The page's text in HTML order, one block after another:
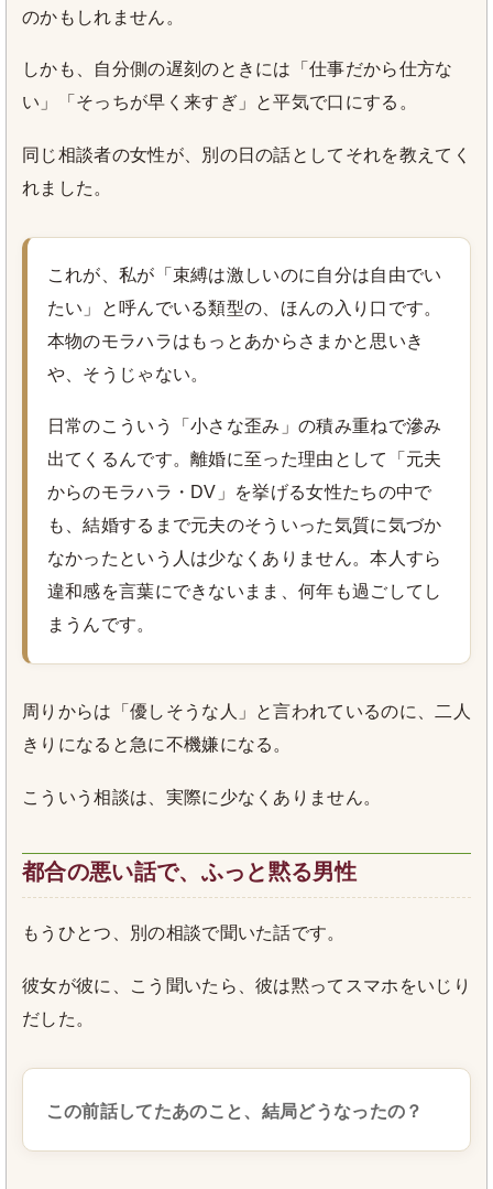
のかもしれません。
しかも、自分側の遅刻のときには「仕事だから仕方な
い」「そっちが早く来すぎ」と平気で口にする。
同じ相談者の女性が、別の日の話としてそれを教えてく
れました。
これが、私が「束縛は激しいのに自分は自由でい
たい」と呼んでいる類型の、ほんの入り口です。
本物のモラハラはもっとあからさまかと思いき
や、そうじゃない。
日常のこういう「小さな歪み」の積み重ねで滲み
出てくるんです。離婚に至った理由として「元夫
からのモラハラ・DV」を挙げる女性たちの中で
も、結婚するまで元夫のそういった気質に気づか
なかったという人は少なくありません。本人すら
違和感を言葉にできないまま、何年も過ごしてし
まうんです。
周りからは「優しそうな人」と言われているのに、二人
きりになると急に不機嫌になる。
こういう相談は、実際に少なくありません。
都合の悪い話で、ふっと黙る男性
もうひとつ、別の相談で聞いた話です。
彼女が彼に、こう聞いたら、彼は黙ってスマホをいじり
だした。
この前話してたあのこと、結局どうなったの？